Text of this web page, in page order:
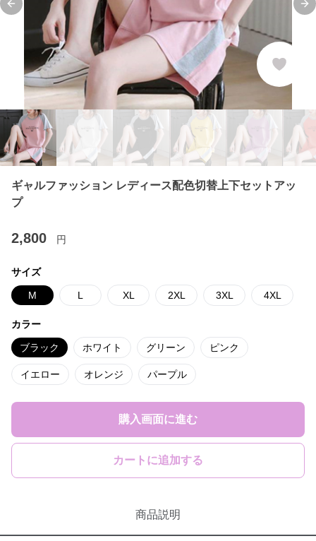
Previous slide
ギャルファッション レディース配色切替上下セットアッ
プ
2,800 円
サイズ
M L XL 2XL 3XL 4XL
カラー
ブラック ホワイト グリーン ピンク
イエロー オレンジ パープル
購入画面に進む
カートに追加する
商品説明